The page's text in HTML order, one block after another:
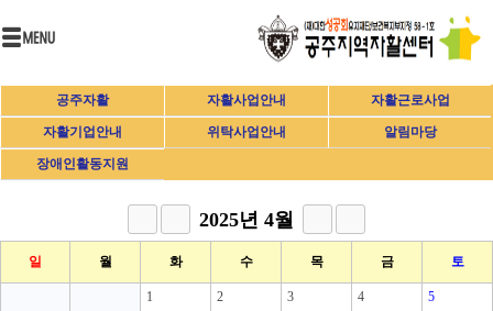
공주자활 자활사업안내 자활근로사업
자활기업안내 위탁사업안내 알림마당
장애인활동지원
2025년 4월
일 월 화 수 목 금 토
1 2 3 4 5